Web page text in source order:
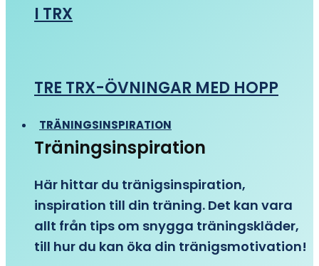
I TRX
TRE TRX-ÖVNINGAR MED HOPP
TRÄNINGSINSPIRATION
Träningsinspiration
Här hittar du tränigsinspiration,
inspiration till din träning. Det kan vara
allt från tips om snygga träningskläder,
till hur du kan öka din tränigsmotivation!